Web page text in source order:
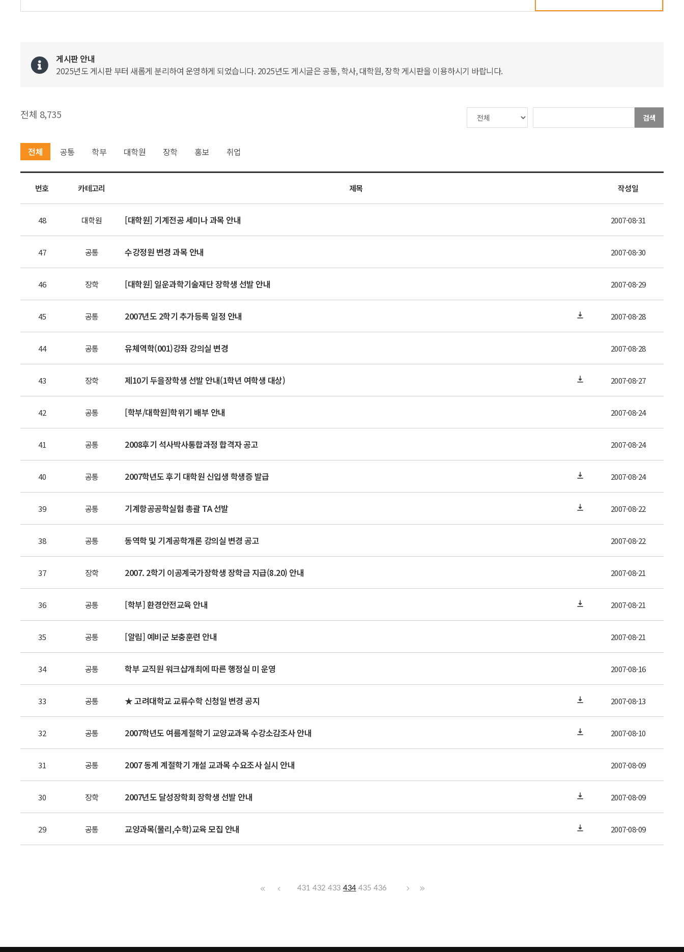
게시판 안내
2025년도 게시판 부터 새롭게 분리하여 운영하게 되었습니다. 2025년도 게시글은 공통, 학사, 대학원, 장학 게시판을 이용하시기 바랍니다.
전체 8,735 검색
전체 공통 학부 대학원 장학 홍보 취업
번호 카테고리 제목 작성일
48 대학원 [대학원] 기계전공 세미나 과목 안내 2007-08-31
47 공통 수강정원 변경 과목 안내 2007-08-30
46 장학 [대학원] 일운과학기술재단 장학생 선발 안내 2007-08-29
45 공통 2007년도 2학기 추가등록 일정 안내 2007-08-28
44 공통 유체역학(001)강좌 강의실 변경 2007-08-28
43 장학 제10기 두을장학생 선발 안내(1학년 여학생 대상) 2007-08-27
42 공통 [학부/대학원]학위기 배부 안내 2007-08-24
41 공통 2008후기 석사박사통합과정 합격자 공고 2007-08-24
40 공통 2007학년도 후기 대학원 신입생 학생증 발급 2007-08-24
39 공통 기계항공공학실험 총괄 TA 선발 2007-08-22
38 공통 동역학 및 기계공학개론 강의실 변경 공고 2007-08-22
37 장학 2007. 2학기 이공계국가장학생 장학금 지급(8.20) 안내 2007-08-21
36 공통 [학부] 환경안전교육 안내 2007-08-21
35 공통 [알림] 예비군 보충훈련 안내 2007-08-21
34 공통 학부 교직원 워크샵개최에 따른 행정실 미 운영 2007-08-16
33 공통 ★ 고려대학교 교류수학 신청일 변경 공지 2007-08-13
32 공통 2007학년도 여름계절학기 교양교과목 수강소감조사 안내 2007-08-10
31 공통 2007 동계 계절학기 개설 교과목 수요조사 실시 안내 2007-08-09
30 장학 2007년도 달성장학회 장학생 선발 안내 2007-08-09
29 공통 교양과목(물리,수학)교육 모집 안내 2007-08-09
431 432 433 434 435 436